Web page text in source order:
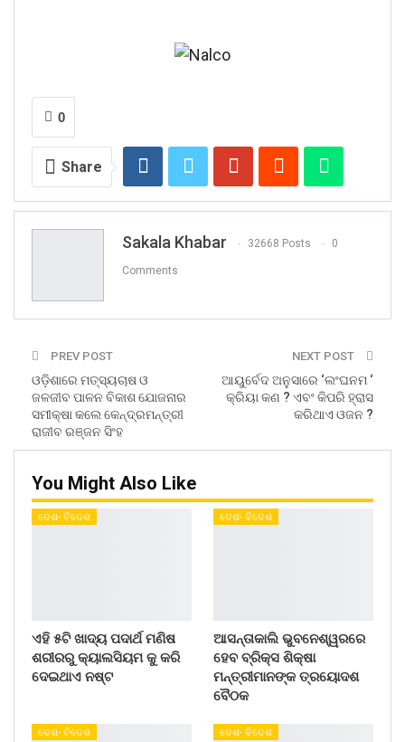
0
Share
Sakala Khabar 32668 Posts 0
Comments
PREV POST
ଓଡ଼ିଶାରେ ମତ୍ସ୍ୟଚାଷ ଓ
ଜଳଜୀବ ପାଳନ ବିକାଶ ଯୋଜନାର
ସମୀକ୍ଷା କଲେ କେନ୍ଦ୍ରମନ୍ତ୍ରୀ
ରାଜୀବ ରଞ୍ଜନ ସିଂହ
NEXT POST
ଆୟୁର୍ବେଦ ଅନୁସାରେ ‘ଲଂଘନମ ‘
କ୍ରିୟା କଣ ? ଏବଂ କିପରି ହ୍ରାସ
କରିଥାଏ ଓଜନ ?
You Might Also Like
ଦେଶ- ବିଦେଶ
ଏହି ୫ଟି ଖାଦ୍ୟ ପଦାର୍ଥ ମଣିଷ
ଶରୀରରୁ କ୍ୟାଲସିୟମ କୁ କରି
ଦେଇଥାଏ ନଷ୍ଟ
ଦେଶ- ବିଦେଶ
ଆସନ୍ତାକାଲି ଭୁବନେଶ୍ୱରରେ
ହେବ ବ୍ରିକ୍ସ ଶିକ୍ଷା
ମନ୍ତ୍ରୀମାନଙ୍କ ତ୍ରୟୋଦଶ
ବୈଠକ
ଦେଶ- ବିଦେଶ ଦେଶ- ବିଦେଶ